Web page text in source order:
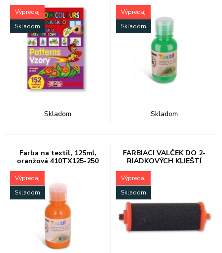
Výpredaj
Skladom
Skladom
Výpredaj
Skladom
Skladom
Farba na textil, 125ml,
oranžová 410TX125-250
Výpredaj
Skladom
FARBIACI VALČEK DO 2-
RIADKOVÝCH KLIEŠTÍ
BLITZ 20.2
Výpredaj
Skladom